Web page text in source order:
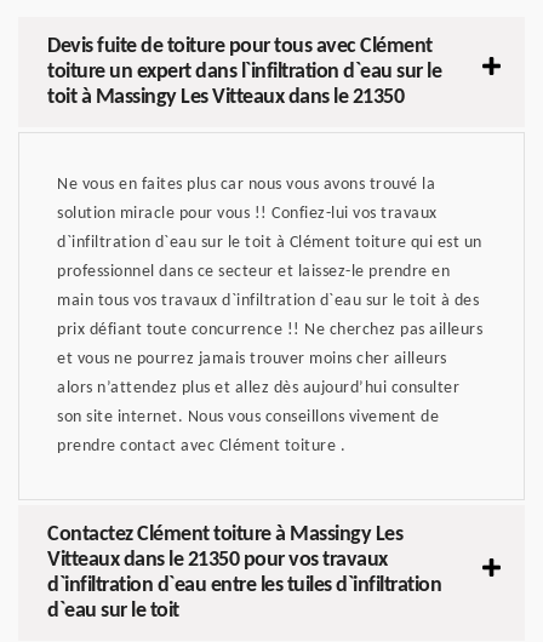
Devis fuite de toiture pour tous avec Clément
toiture un expert dans l`infiltration d`eau sur le
toit à Massingy Les Vitteaux dans le 21350
Ne vous en faites plus car nous vous avons trouvé la
solution miracle pour vous !! Confiez-lui vos travaux
d`infiltration d`eau sur le toit à Clément toiture qui est un
professionnel dans ce secteur et laissez-le prendre en
main tous vos travaux d`infiltration d`eau sur le toit à des
prix défiant toute concurrence !! Ne cherchez pas ailleurs
et vous ne pourrez jamais trouver moins cher ailleurs
alors n’attendez plus et allez dès aujourd’hui consulter
son site internet. Nous vous conseillons vivement de
prendre contact avec Clément toiture .
Contactez Clément toiture à Massingy Les
Vitteaux dans le 21350 pour vos travaux
d`infiltration d`eau entre les tuiles d`infiltration
d`eau sur le toit